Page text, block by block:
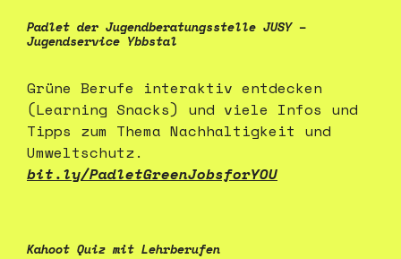
Padlet der Jugendberatungsstelle JUSY –
Jugendservice Ybbstal
Grüne Berufe interaktiv entdecken
(Learning Snacks) und viele Infos und
Tipps zum Thema Nachhaltigkeit und
Umweltschutz.
bit.ly/PadletGreenJobsforYOU
Kahoot Quiz mit Lehrberufen